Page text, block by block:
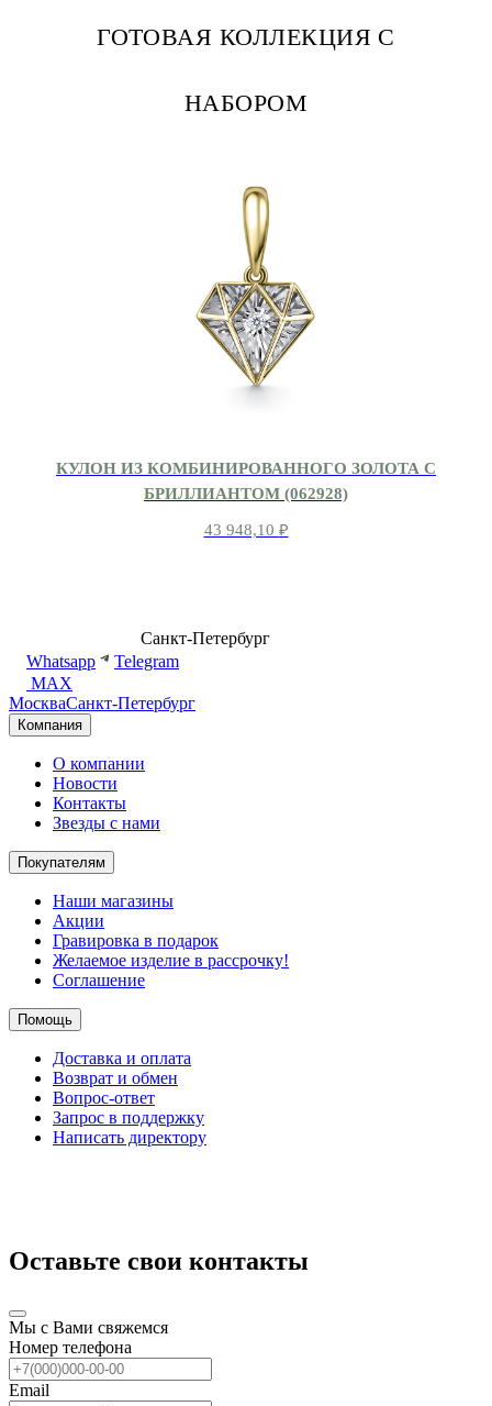
ГОТОВАЯ КОЛЛЕКЦИЯ С
НАБОРОМ
КУЛОН ИЗ КОМБИНИРОВАННОГО ЗОЛОТА С
БРИЛЛИАНТОМ (062928)
43 948,10 ₽
Санкт-Петербург
Whatsapp
Telegram
MAX
МоскваСанкт-Петербург
Компания
О компании
Новости
Контакты
Звезды с нами
Покупателям
Наши магазины
Акции
Гравировка в подарок
Желаемое изделие в рассрочку!
Соглашение
Помощь
Доставка и оплата
Возврат и обмен
Вопрос-ответ
Запрос в поддержку
Написать директору
Оставьте свои контакты
Мы с Вами свяжемся
Номер телефона
Email